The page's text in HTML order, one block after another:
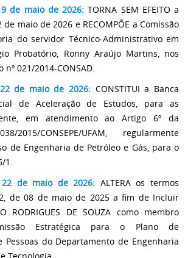
de maio de 2026: TORNA SEM EFEITO a
maio de 2026 e RECOMPÕE a Comissão
do servidor Técnico-Administrativo em
Probatório, Ronny Araújo Martins, nos
021/2014-CONSAD.
de maio de 2026: CONSTITUI a Banca
de Aceleração de Estudos, para as
em atendimento ao Artigo 6º da
2015/CONSEPE/UFAM, regularmente
de Engenharia de Petróleo e Gás, para o
1.
de maio de 2026: ALTERA os termos
de 08 de maio de 2025 a fim de Incluir
RODRIGUES DE SOUZA como membro
Estratégica para o Plano de
Pessoas do Departamento de Engenharia